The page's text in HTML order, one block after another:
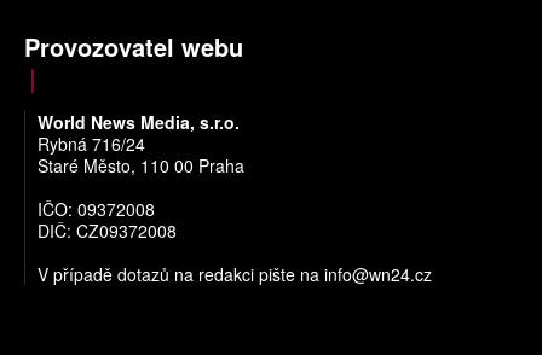
Provozovatel webu
World News Media, s.r.o.
Rybná 716/24
Staré Město, 110 00 Praha
IČO: 09372008
DIČ: CZ09372008
V případě dotazů na redakci pište na info@wn24.cz